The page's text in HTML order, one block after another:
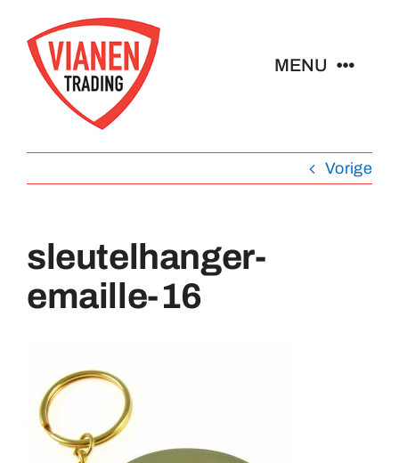
naar
inhoud
MENU
Pins
Abzeichen
Schlüsselanhänger
Medaillen
Vorige
sleutelhanger-
emaille-16